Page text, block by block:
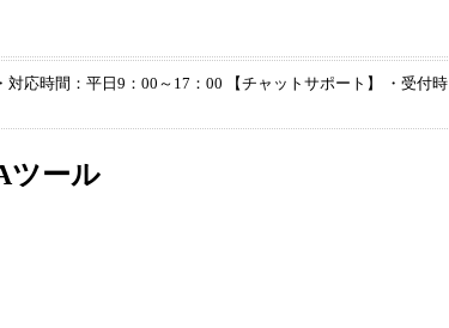
応時間：平日9：00～17：00 【チャットサポート】 ・受付時
ツール